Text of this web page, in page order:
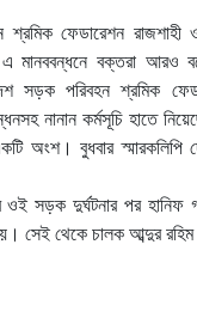
শ্রমিক ফেডারেশন রাজশাহী
মানববন্ধনে বক্তরা আরও
সড়ক পরিবহন শ্রমিক
নানান কর্মসূচি হাতে
অংশ। বুধবার স্মারকলিপি
সড়ক দুর্ঘটনার পর হানিফ
সেই থেকে চালক আব্দুর